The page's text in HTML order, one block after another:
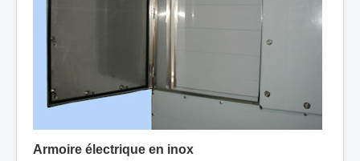
Armoire électrique en inox